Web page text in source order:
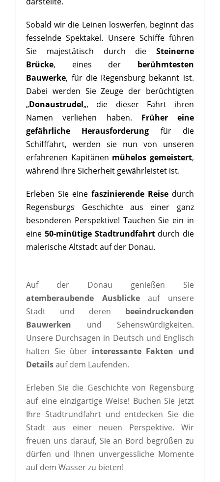
Sobald wir die Leinen loswerfen, beginnt das
fesselnde Spektakel. Unsere Schiffe führen
Sie majestätisch durch die Steinerne
Brücke, eines der berühmtesten
Bauwerke, für die Regensburg bekannt ist.
Dabei werden Sie Zeuge der berüchtigten
„Donaustrudel„, die dieser Fahrt ihren
Namen verliehen haben. Früher eine
gefährliche Herausforderung für die
Schifffahrt, werden sie nun von unseren
erfahrenen Kapitänen mühelos gemeistert,
während Ihre Sicherheit gewährleistet ist.
Erleben Sie eine faszinierende Reisedurch
Regensburgs Geschichte aus einer ganz
besonderen Perspektive! Tauchen Sie ein in
eine 50-minütige Stadtrundfahrtdurch die
malerische Altstadt auf der Donau.
Auf der Donau genießen Sie
atemberaubende Ausblickeauf unsere
Stadt und deren beeindruckenden
Bauwerken und Sehenswürdigkeiten.
Unsere Durchsagen in Deutsch und Englisch
halten Sie über interessante Fakten und
Detailsauf dem Laufenden.
Erleben Sie die Geschichte von Regensburg
auf eine einzigartige Weise! Buchen Sie jetzt
Ihre Stadtrundfahrt und entdecken Sie die
Stadt aus einer neuen Perspektive. Wir
freuen uns darauf, Sie an Bord begrüßen zu
dürfen und Ihnen unvergessliche Momente
auf dem Wasser zu bieten!